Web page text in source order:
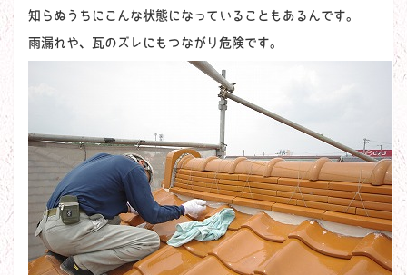
知らぬうちにこんな状態になっていることもあるんです。
雨漏れや、瓦のズレにもつながり危険です。